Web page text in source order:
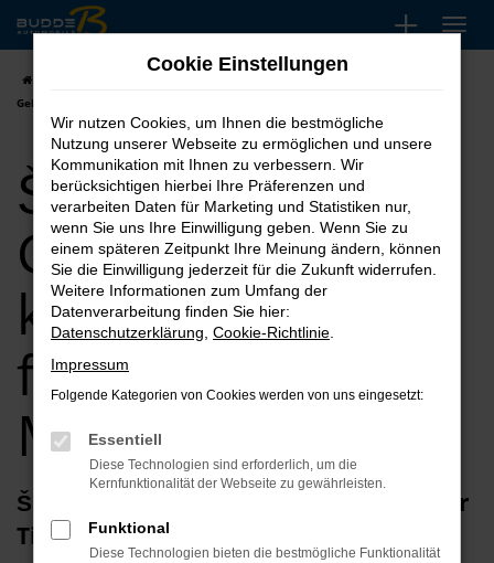
Zum
Hauptinhalt
springen
Škoda Superb
Gebrauchtwagen kaufen, leasen, finanzieren für Meschede
Škoda Superb
Gebrauchtwagen
kaufen, leasen,
finanzieren für
Meschede
Škoda Superb Gebrauchtwagen – unser
Tipp für Meschede
Cookie Einstellungen
Wir nutzen Cookies, um Ihnen die bestmögliche
Nutzung unserer Webseite zu ermöglichen und unsere
Kommunikation mit Ihnen zu verbessern. Wir
berücksichtigen hierbei Ihre Präferenzen und
verarbeiten Daten für Marketing und Statistiken nur,
wenn Sie uns Ihre Einwilligung geben. Wenn Sie zu
einem späteren Zeitpunkt Ihre Meinung ändern, können
Sie die Einwilligung jederzeit für die Zukunft widerrufen.
Weitere Informationen zum Umfang der
Datenverarbeitung finden Sie hier:
Datenschutzerklärung Cookie-Richtlinie
Impressum
Folgende Kategorien von Cookies werden von uns eingesetzt:
Essentiell
Diese Technologien sind erforderlich, um die
Kernfunktionalität der Webseite zu gewährleisten.
Funktional
Diese Technologien bieten die bestmögliche Funktionalität